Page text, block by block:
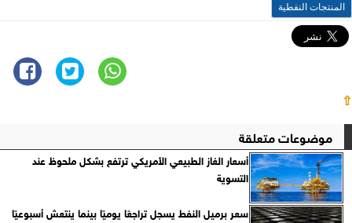
المنتجات النفطية
⇧
موضوعات متعلقة
أسعار الغاز الطبيعي الأمريكي ترتفع بشكل ملحوظ عند
التسوية
سعر برميل النفط يسجل تراجعًا يوميًا بينما ينتعش أسبوعيًا